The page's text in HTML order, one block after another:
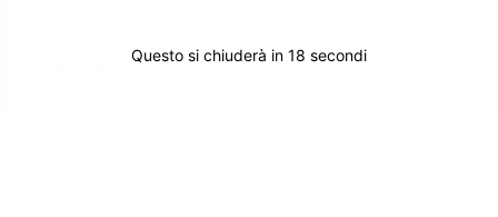
Questo si chiuderà in 18 secondi